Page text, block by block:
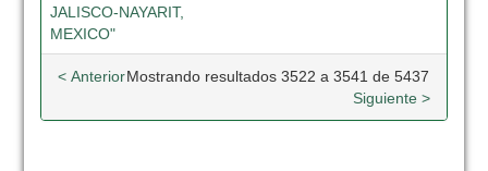
JALISCO-NAYARIT,
MEXICO"
Mostrando resultados 3522 a 3541 de 5437
< Anterior
Siguiente >